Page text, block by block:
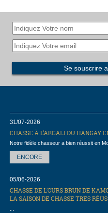
31/07-2026
CHASSE À L’ARGALI DU HANGAY
Notre fidèle chasseur a bien réussit en
ENCORE
05/06-2026
CHASSE DE L’OURS BRUN DE
LA SAISON DE CHASSE TRES